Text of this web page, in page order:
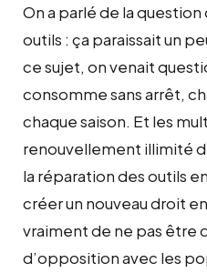
On a parlé de la
outils : ça paraissait un
ce sujet, on venait
consomme sans arrêt,
chaque saison. Et les
renouvellement illimité
la réparation des outils
créer un nouveau droit
vraiment de ne pas être
d’opposition avec les